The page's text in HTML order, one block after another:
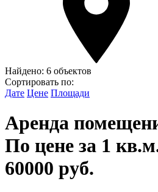
Найдено: 6 объектов
Сортировать по:
Дате Цене Площади
Аренда
По цене за 1
60000 руб.